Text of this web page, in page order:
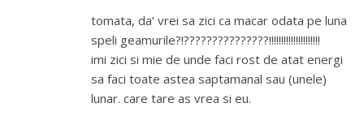
tomata, da’ vrei sa zici ca macar odata pe luna
speli geamurile?!???????????????!!!!!!!!!!!!!!!!!!!!!
imi zici si mie de unde faci rost de atat energi
sa faci toate astea saptamanal sau (unele)
lunar. care tare as vrea si eu.